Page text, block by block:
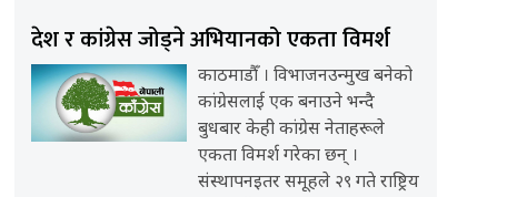
देश र कांग्रेस जोड्ने अभियानको एकता विमर्श
काठमाडौँ । विभाजनउन्मुख बनेको
कांग्रेसलाई एक बनाउने भन्दै
बुधबार केही कांग्रेस नेताहरूले
एकता विमर्श गरेका छन् ।
संस्थापनइतर समूहले २९ गते राष्ट्रिय